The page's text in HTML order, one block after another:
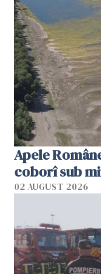
Apele
coborî sub
02 AUGUST 2026